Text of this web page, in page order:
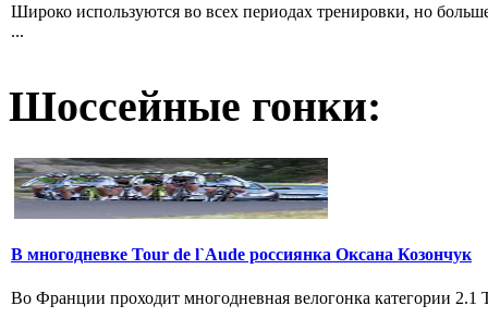
Широко используются во всех периодах тренировки, но
...
Шоссейные гонки:
В многодневке Tour de l`Aude россиянка Оксана Козончук
Во Франции проходит многодневная велогонка категории